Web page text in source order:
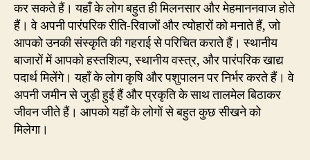
कर सकते हैं। यहाँ के लोग बहुत ही मिलनसार और मेहमाननवाज होते
हैं। वे अपनी पारंपरिक रीति-रिवाजों और त्योहारों को मनाते हैं, जो
आपको उनकी संस्कृति की गहराई से परिचित कराते हैं। स्थानीय
बाजारों में आपको हस्तशिल्प, स्थानीय वस्त्र, और पारंपरिक खाद्य
पदार्थ मिलेंगे। यहाँ के लोग कृषि और पशुपालन पर निर्भर करते हैं। वे
अपनी जमीन से जुड़ी हुई हैं और प्रकृति के साथ तालमेल बिठाकर
जीवन जीते हैं। आपको यहाँ के लोगों से बहुत कुछ सीखने को
मिलेगा।